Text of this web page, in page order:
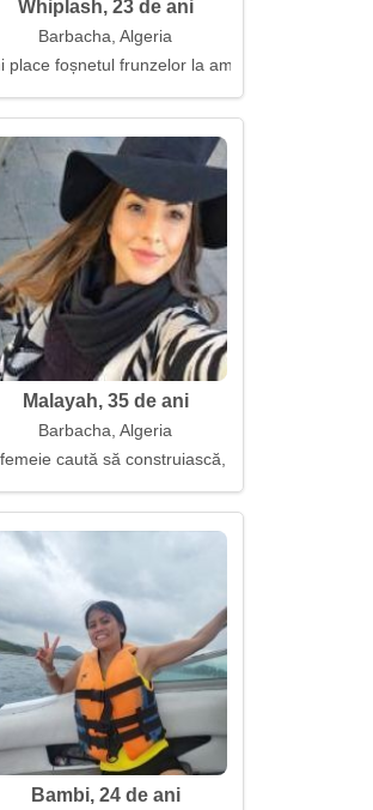
Whiplash, 23 de ani
Barbacha, Algeria
place foșnetul frunzelor la amurg
Malayah, 35 de ani
Barbacha, Algeria
caută să construiască, nu să repare
Bambi, 24 de ani